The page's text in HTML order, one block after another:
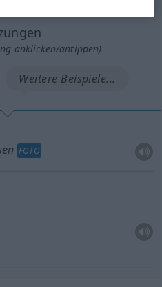
anklicken/antippen)
Weitere Beispiele...
FOTO